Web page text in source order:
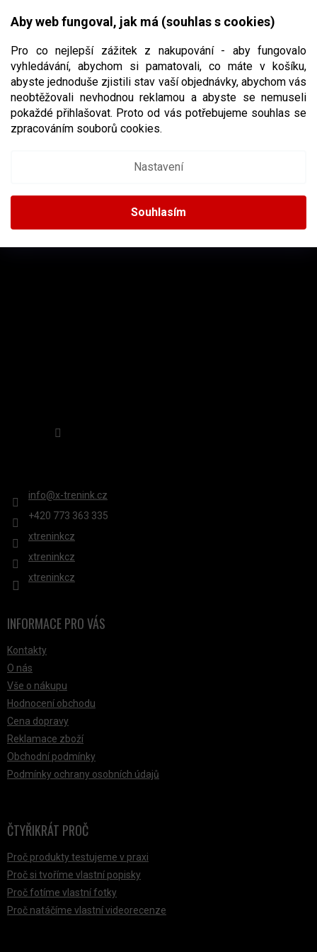
Aby web fungoval, jak má (souhlas s cookies)
Pro co nejlepší zážitek z nakupování - aby fungovalo
vyhledávání, abychom si pamatovali, co máte v košíku,
abyste jednoduše zjistili stav vaší objednávky, abychom vás
neobtěžovali nevhodnou reklamou a abyste se nemuseli
pokaždé přihlašovat. Proto od vás potřebujeme souhlas se
zpracováním souborů cookies.
Nastavení
Souhlasím
CZK
NÁKUPNÍ
RAY-BAN
Ray-Bannebyly nalezeny...
AINSTAGRAM
info@x-trenink.cz
+420 ‭773 363 335
xtreninkcz
xtreninkcz
xtreninkcz
INFORMACE PRO VÁS
Kontakty
O nás
Vše o nákupu
Hodnocení obchodu
Cena dopravy
Reklamace zboží
Obchodní podmínky
Podmínky ochrany osobních údajů
ČTYŘIKRÁT PROČ
Proč produkty testujeme v praxi
Proč si tvoříme vlastní popisky
Proč fotíme vlastní fotky
Proč natáčíme vlastní videorecenze